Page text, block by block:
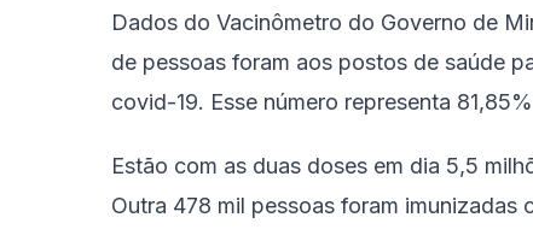
Dados do Vacinômetro do Governo de
de pessoas foram aos postos de saúde
covid-19. Esse número representa
Estão com as duas doses em dia 5,5
Outra 478 mil pessoas foram imunizadas